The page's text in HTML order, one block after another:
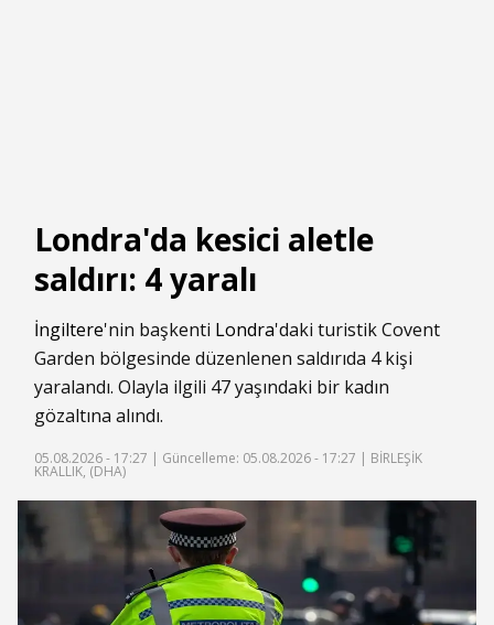
Londra'da kesici aletle
saldırı: 4 yaralı
İngiltere'nin başkenti Londra'daki turistik Covent
Garden bölgesinde düzenlenen saldırıda 4 kişi
yaralandı. Olayla ilgili 47 yaşındaki bir kadın
gözaltına alındı.
05.08.2026 - 17:27 | Güncelleme: 05.08.2026 - 17:27 | BİRLEŞİK
KRALLIK, (DHA)